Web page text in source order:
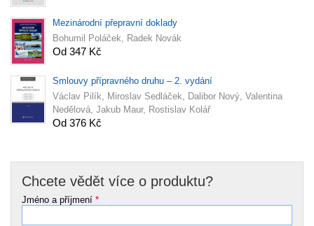
Mezinárodní přepravní doklady
Bohumil Poláček, Radek Novák
Od 347 Kč
Smlouvy přípravného druhu – 2. vydání
Václav Pilík, Miroslav Sedláček, Dalibor Nový, Valentina
Nedělová, Jakub Maur, Rostislav Kolář
Od 376 Kč
Chcete vědět více o produktu?
Jméno a příjmení *